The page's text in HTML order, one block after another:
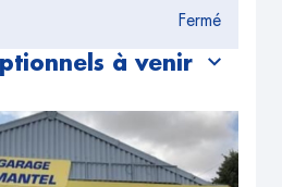
Fermé
à venir